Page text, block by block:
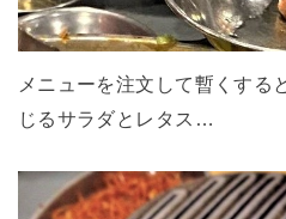
メニューを注文して暫くす
じるサラダとレタス…